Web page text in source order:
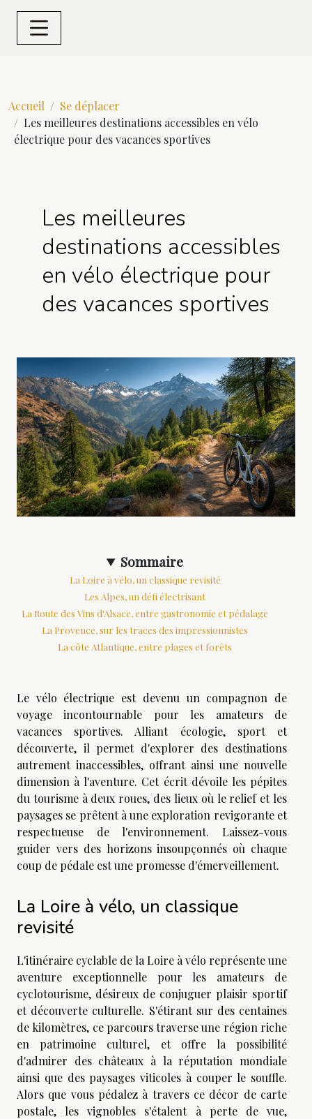
Accueil
Se déplacer
Les meilleures destinations accessibles en vélo
électrique pour des vacances sportives
Les meilleures
destinations accessibles
en vélo électrique pour
des vacances sportives
Sommaire
La Loire à vélo, un classique revisité
Les Alpes, un défi électrisant
La Route des Vins d'Alsace, entre gastronomie et pédalage
La Provence, sur les traces des impressionnistes
La côte Atlantique, entre plages et forêts
Le vélo électrique est devenu un compagnon de
voyage incontournable pour les amateurs de
vacances sportives. Alliant écologie, sport et
découverte, il permet d'explorer des destinations
autrement inaccessibles, offrant ainsi une nouvelle
dimension à l'aventure. Cet écrit dévoile les pépites
du tourisme à deux roues, des lieux où le relief et les
paysages se prêtent à une exploration revigorante et
respectueuse de l'environnement. Laissez-vous
guider vers des horizons insoupçonnés où chaque
coup de pédale est une promesse d'émerveillement.
La Loire à vélo, un classique
revisité
L'itinéraire cyclable de la Loire à vélo représente une
aventure exceptionnelle pour les amateurs de
cyclotourisme, désireux de conjuguer plaisir sportif
et découverte culturelle. S'étirant sur des centaines
de kilomètres, ce parcours traverse une région riche
en patrimoine culturel, et offre la possibilité
d'admirer des châteaux à la réputation mondiale
ainsi que des paysages viticoles à couper le souffle.
Alors que vous pédalez à travers ce décor de carte
postale, les vignobles s'étalent à perte de vue,